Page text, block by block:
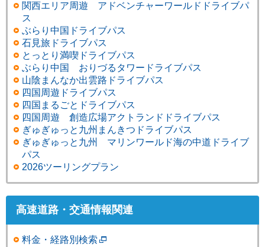
関西エリア周遊 アドベンチャーワールドドライブパ
ス
ぶらり中国ドライブパス
石見旅ドライブパス
とっとり満喫ドライブパス
ぶらり中国 おりづるタワードライブパス
山陰まんなか出雲路ドライブパス
四国周遊ドライブパス
四国まるごとドライブパス
四国周遊 創造広場アクトランドドライブパス
ぎゅぎゅっと九州まんきつドライブパス
ぎゅぎゅっと九州 マリンワールド海の中道ドライブ
パス
2026ツーリングプラン
高速道路・交通情報関連
料金・経路別検索